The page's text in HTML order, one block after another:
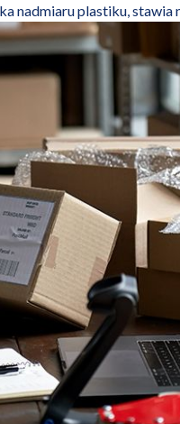
nadmiaru plastiku, stawia